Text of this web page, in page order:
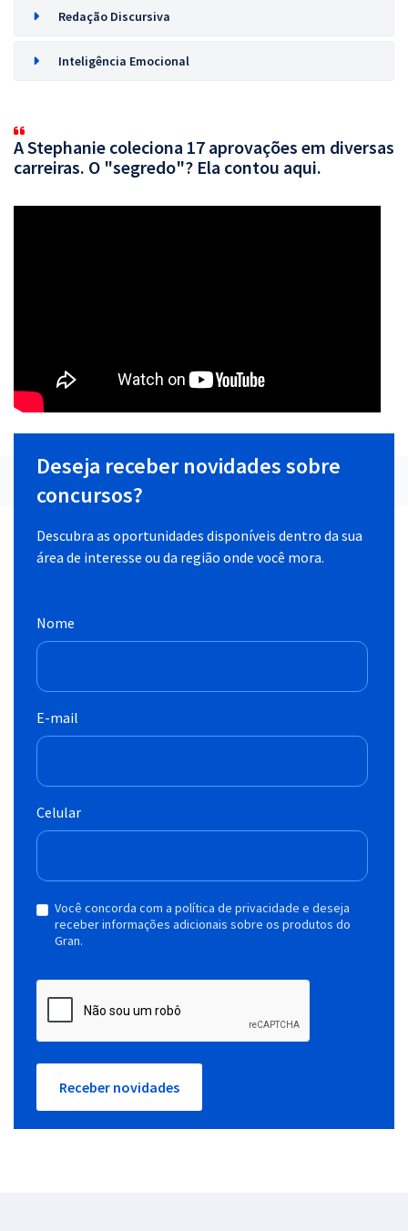
Redação Discursiva
Inteligência Emocional
A Stephanie coleciona 17 aprovações em diversas
carreiras. O "segredo"? Ela contou aqui.
Deseja receber novidades sobre
concursos?
Descubra as oportunidades disponíveis dentro da sua
área de interesse ou da região onde você mora.
Nome
E-mail
Celular
Você concorda com a política de privacidade e deseja
receber informações adicionais sobre os produtos do
Gran.
Receber novidades